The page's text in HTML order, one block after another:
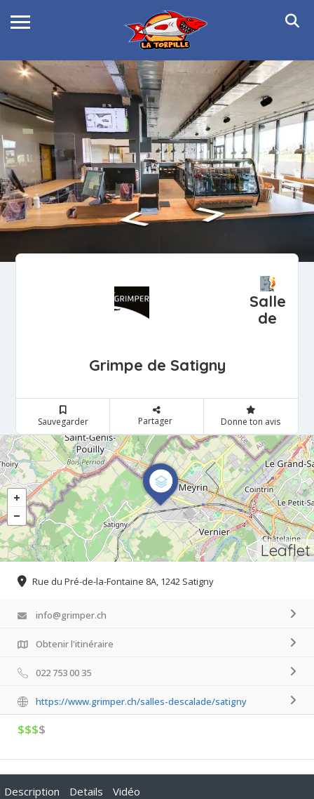
Salle
de
Grimpe de Satigny
Sauvegarder Partager Donne ton avis
Leaflet
Rue du Pré-de-la-Fontaine 8A, 1242 Satigny
info@grimper.ch
Obtenir l'itinéraire
022 753 00 35
https://www.grimper.ch/salles-descalade/satigny
$$$$
Description Details Vidéo